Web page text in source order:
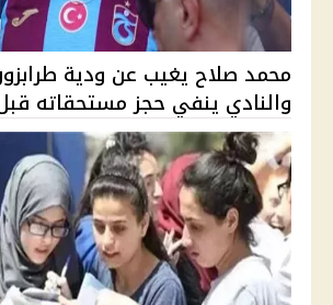
محمد صلاح يغيب عن ودية
والنادي ينفي حجز مستحقاته